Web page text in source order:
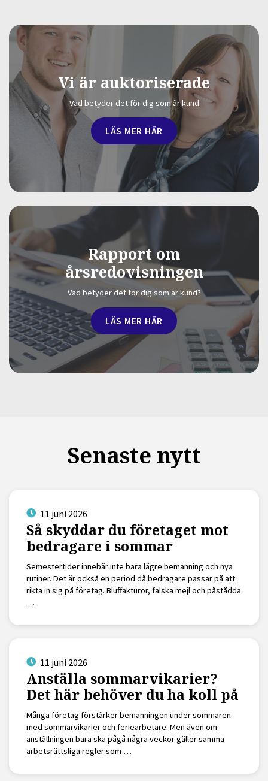
Vi är auktoriserade
Vad betyder det för dig som är kund
LÄS MER HÄR
Rapport om
årsredovisningen
Vad betyder det för dig som är kund?
LÄS MER HÄR
Senaste nytt
11 juni 2026
Så skyddar du företaget mot
bedragare i sommar
Semestertider innebär inte bara lägre bemanning och nya
rutiner. Det är också en period då bedragare passar på att
rikta in sig på företag. Bluffakturor, falska mejl och påstådda
…
11 juni 2026
Anställa sommarvikarier?
Det här behöver du ha koll på
Många företag förstärker bemanningen under sommaren
med sommarvikarier och feriearbetare. Men även om
anställningen bara ska pågå några veckor gäller samma
arbetsrättsliga regler som …